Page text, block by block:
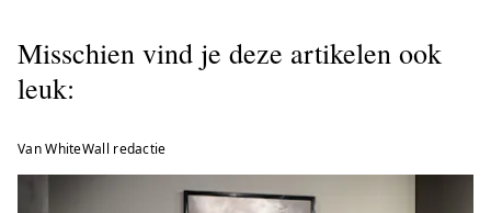
Misschien vind je deze artikelen ook
leuk:
Van WhiteWall redactie